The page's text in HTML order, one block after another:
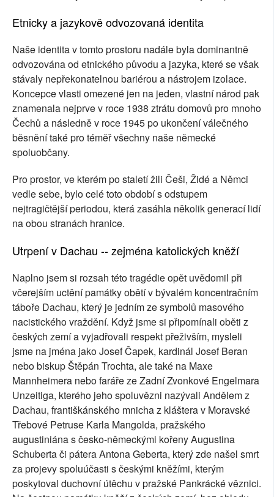
Etnicky a jazykově odvozovaná identita
Naše identita v tomto prostoru nadále byla dominantně
odvozována od etnického původu a jazyka, které se však
stávaly nepřekonatelnou bariérou a nástrojem izolace.
Koncepce vlasti omezené jen na jeden, vlastní národ pak
znamenala nejprve v roce 1938 ztrátu domovů pro mnoho
Čechů a následně v roce 1945 po ukončení válečného
běsnění také pro téměř všechny naše německé
spoluobčany.
Pro prostor, ve kterém po staletí žili Češi, Židé a Němci
vedle sebe, bylo celé toto období s odstupem
nejtragičtější periodou, která zasáhla několik generací lidí
na obou stranách hranice.
Utrpení v Dachau -- zejména katolických kněží
Naplno jsem si rozsah této tragédie opět uvědomil při
včerejším uctění památky obětí v bývalém koncentračním
táboře Dachau, který je jedním ze symbolů masového
nacistického vraždění. Když jsme si připomínali oběti z
českých zemí a vyjadřovali respekt přeživším, mysleli
jsme na jména jako Josef Čapek, kardinál Josef Beran
nebo biskup Štěpán Trochta, ale také na Maxe
Mannheimera nebo faráře ze Zadní Zvonkové Engelmara
Unzeitiga, kterého jeho spoluvězni nazývali Andělem z
Dachau, františkánského mnicha z kláštera v Moravské
Třebové Petruse Karla Mangolda, pražského
augustiniána s česko-německými kořeny Augustina
Schuberta či pátera Antona Geberta, který zde našel smrt
za projevy spoluúčasti s českými kněžími, kterým
poskytoval duchovní útěchu v pražské Pankrácké věznici.